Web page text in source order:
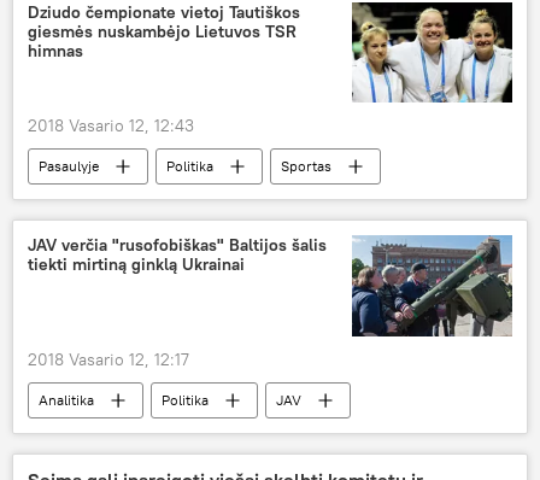
Dziudo čempionate vietoj Tautiškos
giesmės nuskambėjo Lietuvos TSR
himnas
2018 Vasario 12, 12:43
Pasaulyje Politika
Sportas
Italija
dziudo himnas
JAV verčia "rusofobiškas" Baltijos šalis
tiekti mirtiną ginklą Ukrainai
2018 Vasario 12, 12:17
Analitika Politika
JAV
Lenkija
Ukraina
Baltijos šalys
karinė technika
JAV karinė technika